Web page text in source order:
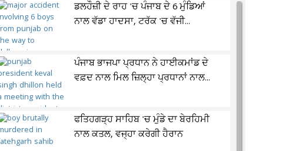
ਡਲਹੌਜ਼ੀ ਦੇ ਰਾਹ 'ਚ ਪੰਜਾਬ ਦੇ 6 ਮੁੰਡਿਆਂ
ਨਾਲ ਵੱਡਾ ਹਾਦਸਾ, ਟਰੱਕ 'ਚ ਵੱਜੀ...
ਪੰਜਾਬ ਭਾਜਪਾ ਪ੍ਰਧਾਨ ਨੇ ਹਾਈਕਮਾਂਡ ਦੇ
ਵਫ਼ਦ ਨਾਲ ਮਿਲ ਜ਼ਿਲ੍ਹਾ ਪ੍ਰਧਾਨਾਂ ਨਾਲ...
ਫਤਿਹਗੜ੍ਹ ਸਾਹਿਬ 'ਚ ਮੁੰਡੇ ਦਾ ਬੇਰਹਿਮੀ
ਨਾਲ ਕਤਲ, ਵਜ੍ਹਾ ਕਰੇਗੀ ਹੈਰਾਨ